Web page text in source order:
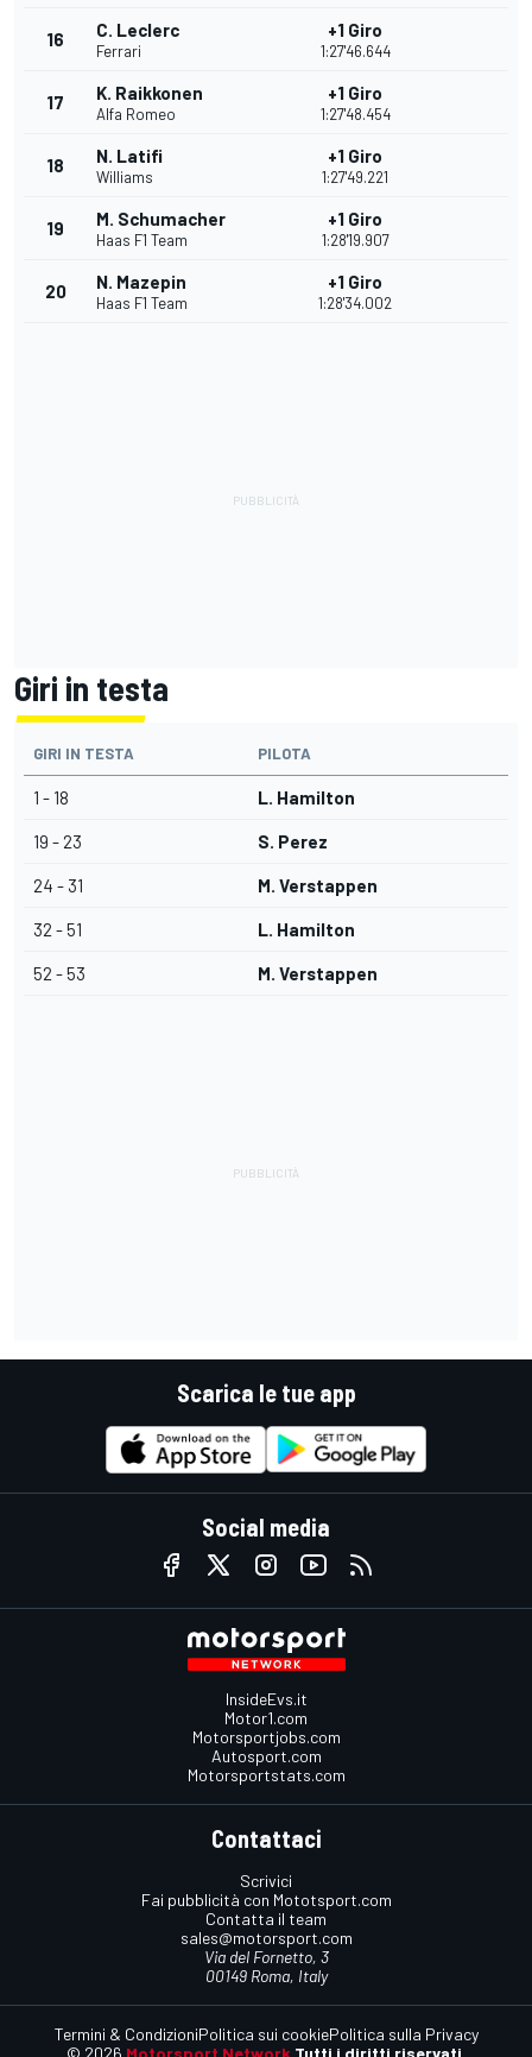
16 C. Leclerc
Ferrari
+1 Giro
1:27'46.644
17 K. Raikkonen
Alfa Romeo
+1 Giro
1:27'48.454
18 N. Latifi
Williams
+1 Giro
1:27'49.221
19 M. Schumacher
Haas F1 Team
+1 Giro
1:28'19.907
20 N. Mazepin
Haas F1 Team
+1 Giro
1:28'34.002
Giri in testa
GIRI IN TESTA PILOTA
1 - 18 L. Hamilton
19 - 23 S. Perez
24 - 31 M. Verstappen
32 - 51 L. Hamilton
52 - 53 M. Verstappen
Scarica le tue app
Social media
InsideEvs.it
Motor1.com
Motorsportjobs.com
Autosport.com
Motorsportstats.com
Contattaci
Scrivici
Fai pubblicità con Mototsport.com
Contatta il team
sales@motorsport.com
Via del Fornetto, 3
00149 Roma, Italy
© 2026 Motorsport Network Tutti i diritti riservati.
Termini & CondizioniPolitica sui cookiePolitica sulla Privacy